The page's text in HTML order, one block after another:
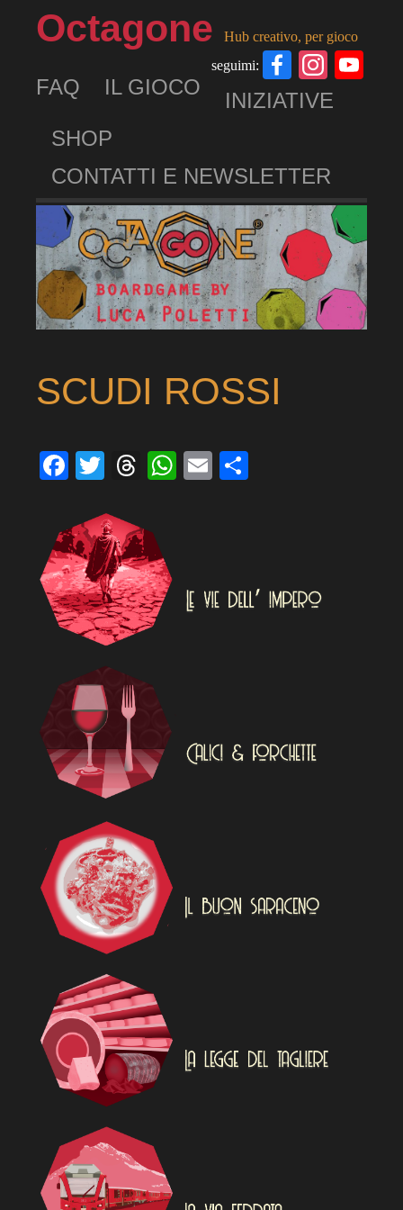
Octagone
Hub creativo, per gioco
seguimi:
Facebook
FAQ IL GIOCO
INIZIATIVE
SHOP
CONTATTI E NEWSLETTER
SCUDI ROSSI
Facebook
TwitterThreads
WhatsApp
Email